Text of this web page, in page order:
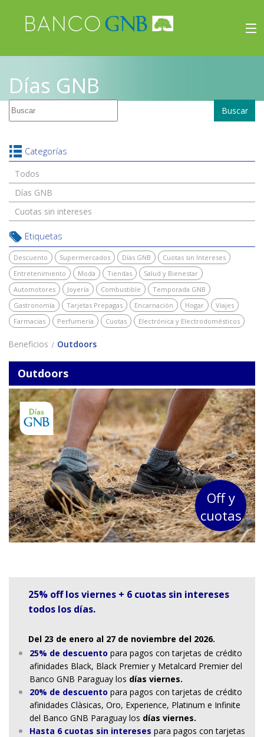
Inicio
Viajes
Días GNB
Buscar
Categorías
Todos
Días GNB
Cuotas sin intereses
Etiquetas
Descuento Supermercados Días GNB
Cuotas sin Intereses
Entretenimiento
Moda Tiendas
Salud y Bienestar
Automotores
Joyería Combustible
Temporada GNB
Gastronomía
Tarjetas Prepagas Encarnación Hogar
Viajes
Farmacias
Perfumería Cuotas Electrónica y Electrodomésticos
Beneficios Outdoors
Outdoors
Off y
cuotas
25% off los viernes + 6 cuotas sin intereses
todos los días.
Del 23 de enero al 27 de noviembre del 2026.
25% de descuento para pagos con tarjetas de crédito
afinidades Black, Black Premier y Metalcard Premier del
Banco GNB Paraguay los días viernes.
20% de descuento para pagos con tarjetas de crédito
afinidades Clàsicas, Oro, Experience, Platinum e Infinite
del Banco GNB Paraguay los días viernes.
Hasta 6 cuotas sin intereses para pagos con tarjetas